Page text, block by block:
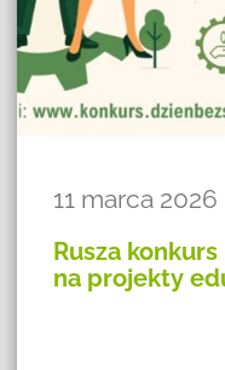
11 marca 2026
Rusza
na projekty